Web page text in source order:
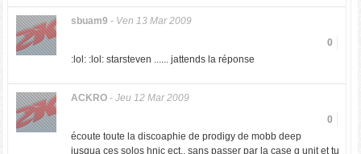
sbuam9 - Ven 13 Mar 2009
0
:lol: :lol: starsteven ...... jattends la réponse
ACKRO- Jeu 12 Mar 2009
0
écoute toute la discoaphie de prodigy de mobb deep
jusqua ces solos hnic ect.. sans passer par la case g unit et tu